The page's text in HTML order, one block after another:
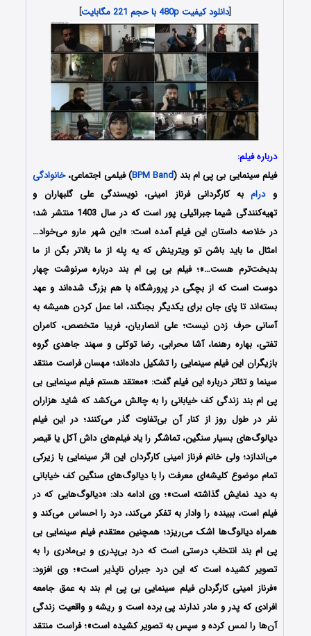
[دانلود کیفیت 480p با حجم 221 مگابایت ]
درباره فیلم:
فیلم سینمایی بی پی ام بند (BPM Band) فیلمی اجتماعی،خانوادگی
ودرامبه کارگردانی فرناز امینی، نویسندگی علی گلبهاران و
تهیه‌کنندگی شیما جبرائیلی پور است که در سال 1403 منتشر شد؛
در خلاصه داستان این فیلم آمده است: «این شهر مارو می‌خواد…
امثال ما باید باشن تو ویترینش که یه پله از ما بالاتر بگن از ما
بدبخت‌ترم هست…»؛ فیلم بی پی ام بند درباره سرنوشت چهار
دوست است که از بچگی در پرورشگاه با هم بزرگ شده‌اند و عهد
بسته‌اند تا پای جان برای یکدیگر بجنگند، اما عمل کردن همیشه به
آسانی حرف زدن نیست؛ علی انصاریان، فریبا متخصص، کامران
تفتی، بهاره رهنما، آشا محرابی، رضا توکلی و سهند جاهدی گروه
بازیگران این فیلم سینمایی را تشکیل داده‌اند؛ مهسان فراست منتقد
سینما و تئاتر درباره این فیلم گفت: «معتقد هستم فیلم سینمایی بی
پی ام بند زندگی کف خیابانی را به چالش می‌کشد که شاید هزاران
نفر در طول روز از کنار آن بی‌تفاوت گذر می‌کنند؛ در این فیلم
دیالوگ‌های بسیار سنگین، تماشگر را یاد فیلم‌های داش آکل یا قیصر
می‌اندازد؛ ولی خانم فرناز امینی کارگردان این اثر سینمایی با زیرکی
تمام موضوع کلیشه‌ای معرفت را با دیالوگ‌های سنگین کف خیابانی
به دید نمایش گذاشته است»؛ وی ادامه داد: «دیالوگ‌هایی ‌که در
فیلم است، ببینده را وادار به تفکر می‌کند، درد را احساس می‌کند و
همراه دیالوگ‌ها اشک می‌ریزد؛ همچنین معتقدم فیلم سینمایی بی
پی ام بند انتخاب درستی است که درد بی‌پدری و بی‌مادری را به
تصویر کشیده است که این درد جبران ناپذیر است»؛ وی افزود:
«فرناز امینی کارگردان فیلم سینمایی بی پی ام بند به عمق جامعه
افرادی که پدر و مادر ندارند پی برده است و ریشه و واقعیت زندگی
آن‌ها را لمس کرده و سپس به تصویر کشیده است»؛ فراست منتقد